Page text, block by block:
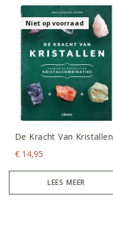
Niet op voorraad
De Kracht Van Kristallen
€ 14,95
LEES MEER